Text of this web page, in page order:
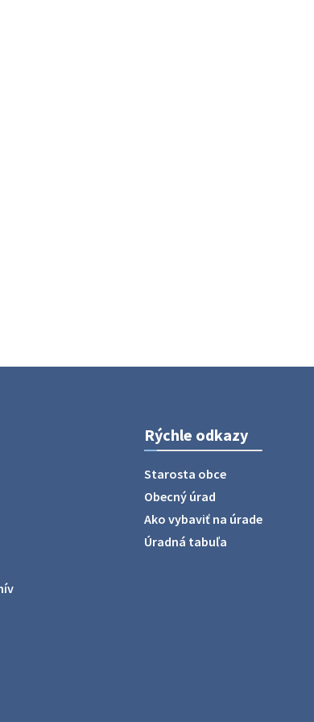
Rýchle odkazy
Starosta obce
Obecný úrad
Ako vybaviť na úrade
Úradná tabuľa